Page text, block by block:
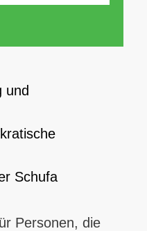
und
Schufa
Personen, die